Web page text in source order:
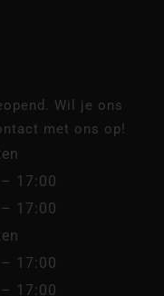
Wil je ons
met ons op!
17:00
17:00
17:00
17:00